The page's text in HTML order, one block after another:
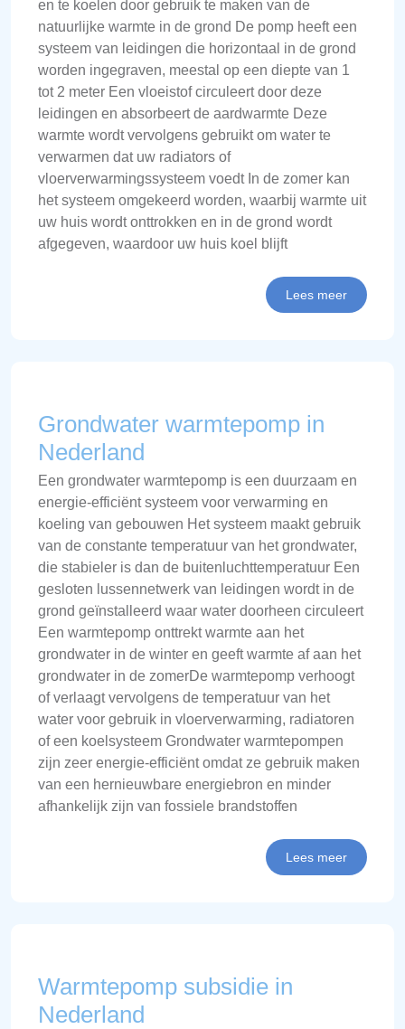
en te koelen door gebruik te maken van de
natuurlijke warmte in de grond De pomp heeft een
systeem van leidingen die horizontaal in de grond
worden ingegraven, meestal op een diepte van 1
tot 2 meter Een vloeistof circuleert door deze
leidingen en absorbeert de aardwarmte Deze
warmte wordt vervolgens gebruikt om water te
verwarmen dat uw radiators of
vloerverwarmingssysteem voedt In de zomer kan
het systeem omgekeerd worden, waarbij warmte uit
uw huis wordt onttrokken en in de grond wordt
afgegeven, waardoor uw huis koel blijft
Lees meer
Grondwater warmtepomp in
Nederland
Een grondwater warmtepomp is een duurzaam en
energie-efficiënt systeem voor verwarming en
koeling van gebouwen Het systeem maakt gebruik
van de constante temperatuur van het grondwater,
die stabieler is dan de buitenluchttemperatuur Een
gesloten lussennetwerk van leidingen wordt in de
grond geïnstalleerd waar water doorheen circuleert
Een warmtepomp onttrekt warmte aan het
grondwater in de winter en geeft warmte af aan het
grondwater in de zomerDe warmtepomp verhoogt
of verlaagt vervolgens de temperatuur van het
water voor gebruik in vloerverwarming, radiatoren
of een koelsysteem Grondwater warmtepompen
zijn zeer energie-efficiënt omdat ze gebruik maken
van een hernieuwbare energiebron en minder
afhankelijk zijn van fossiele brandstoffen
Lees meer
Warmtepomp subsidie in
Nederland